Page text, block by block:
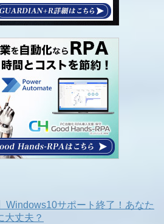
Windows10サポート終了！あなた
大丈夫？